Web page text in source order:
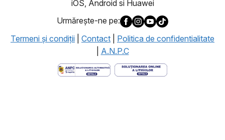
iOS, Android si Huawei
Urmăreşte-ne pe:
Termeni şi condiţii
Contact
Politica de confidentialitate
A.N.P.C